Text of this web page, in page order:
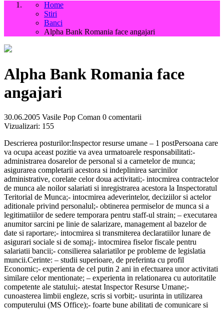
Home
Stiri
Banci
Alpha Bank Romania face angajari
Alpha Bank Romania face
angajari
30.06.2005 Vasile Pop Coman 0 comentarii
Vizualizari: 155
Descrierea posturilor:Inspector resurse umane – 1 postPersoana care
va ocupa aceast pozitie va avea urmatoarele responsabilitati:-
administrarea dosarelor de personal si a carnetelor de munca;
asigurarea completarii acestora si indeplinirea sarcinilor
administrative, corelate celor doua activitati;- intocmirea contractelor
de munca ale noilor salariati si inregistrarea acestora la Inspectoratul
Teritorial de Munca;- intocmirea adeverintelor, deciziilor si actelor
aditionale privind personalul;- obtinerea permiselor de munca si a
legitimatiilor de sedere temporara pentru staff-ul strain; – executarea
anumitor sarcini pe linie de salarizare, management al bazelor de
date si raportare;- intocmirea si transmiterea declaratiilor lunare de
asigurari sociale si de somaj;- intocmirea fiselor fiscale pentru
salariatii bancii;- consilierea salariatilor pe probleme de legislatia
muncii.Cerinte: – studii superioare, de preferinta cu profil
Economic;- experienta de cel putin 2 ani in efectuarea unor activitati
similare celor mentionate; – experienta in relationarea cu autoritatile
competente ale statului;- atestat Inspector Resurse Umane;-
cunoasterea limbii engleze, scris si vorbit;- usurinta in utilizarea
computerului (MS Office);- foarte bune abilitati de comunicare si